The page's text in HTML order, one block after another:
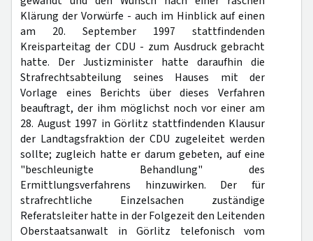
Klärung der Vorwürfe - auch im Hinblick auf einen
am 20. September 1997 stattfindenden
Kreisparteitag der CDU - zum Ausdruck gebracht
hatte. Der Justizminister hatte daraufhin die
Strafrechtsabteilung seines Hauses mit der
Vorlage eines Berichts über dieses Verfahren
beauftragt, der ihm möglichst noch vor einer am
28. August 1997 in Görlitz stattfindenden Klausur
der Landtagsfraktion der CDU zugeleitet werden
sollte; zugleich hatte er darum gebeten, auf eine
"beschleunigte Behandlung" des
Ermittlungsverfahrens hinzuwirken. Der für
strafrechtliche Einzelsachen zuständige
Referatsleiter hatte in der Folgezeit den Leitenden
Oberstaatsanwalt in Görlitz telefonisch vom